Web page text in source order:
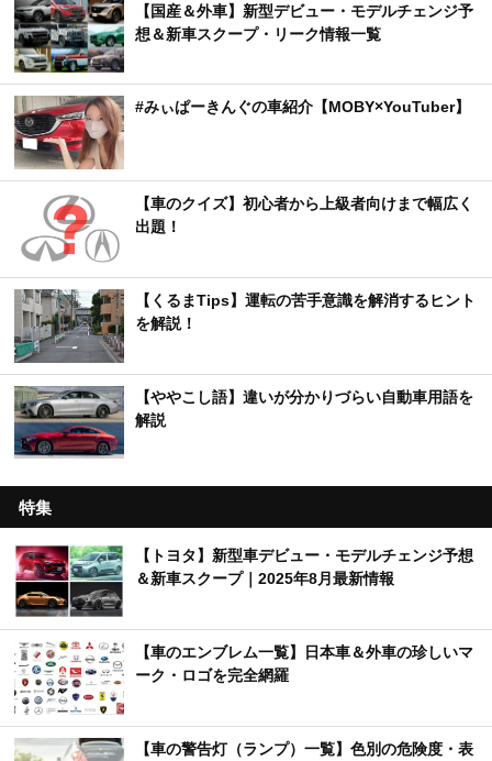
【国産＆外車】新型デビュー・モデルチェンジ予
想＆新車スクープ・リーク情報一覧
#みぃぱーきんぐの車紹介【MOBY×YouTuber】
【車のクイズ】初心者から上級者向けまで幅広く
出題！
【くるまTips】運転の苦手意識を解消するヒント
を解説！
【ややこし語】違いが分かりづらい自動車用語を
解説
特集
【トヨタ】新型車デビュー・モデルチェンジ予想
＆新車スクープ｜2025年8月最新情報
【車のエンブレム一覧】日本車＆外車の珍しいマ
ーク・ロゴを完全網羅
【車の警告灯（ランプ）一覧】色別の危険度・表